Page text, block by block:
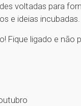
voltadas para
e ideias incubadas.
Fique ligado e não